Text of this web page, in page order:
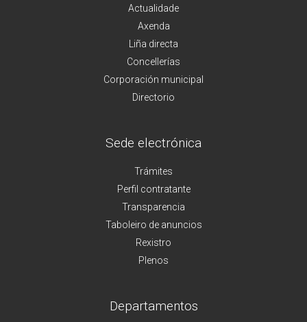
Actualidade
Axenda
Liña directa
Concellerías
Corporación municipal
Directorio
Sede electrónica
Trámites
Perfil contratante
Transparencia
Taboleiro de anuncios
Rexistro
Plenos
Departamentos